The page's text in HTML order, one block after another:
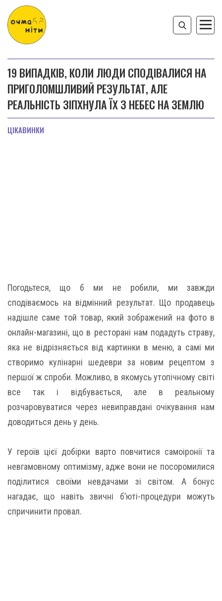
19 ВИПАДКІВ, КОЛИ ЛЮДИ СПОДІВАЛИСЯ НА
ПРИГОЛОМШЛИВИЙ РЕЗУЛЬТАТ, АЛЕ
РЕАЛЬНІСТЬ ЗІПХНУЛА ЇХ З НЕБЕС НА ЗЕМЛЮ
ЦІКАВИНКИ
Погодьтеся, що б ми не робили, ми завжди
сподіваємось на відмінний результат. Що продавець
надішле саме той товар, який зображений на фото в
онлайн-магазині, що в ресторані нам подадуть страву,
яка не відрізняється від картинки в меню, а самі ми
створимо кулінарні шедеври за новим рецептом з
першої ж спроби. Можливо, в якомусь утопічному світі
все так і відбувається, але в реальному
розчаровуватися через невиправдані очікування нам
доводиться день у день.
У героїв цієї добірки варто повчитися самоіронії та
невгамовному оптимізму, адже вони не посоромилися
поділитися своїми невдачами зі світом. А бонус
нагадає, що навіть звичні б’юті-процедури можуть
спричинити провал.